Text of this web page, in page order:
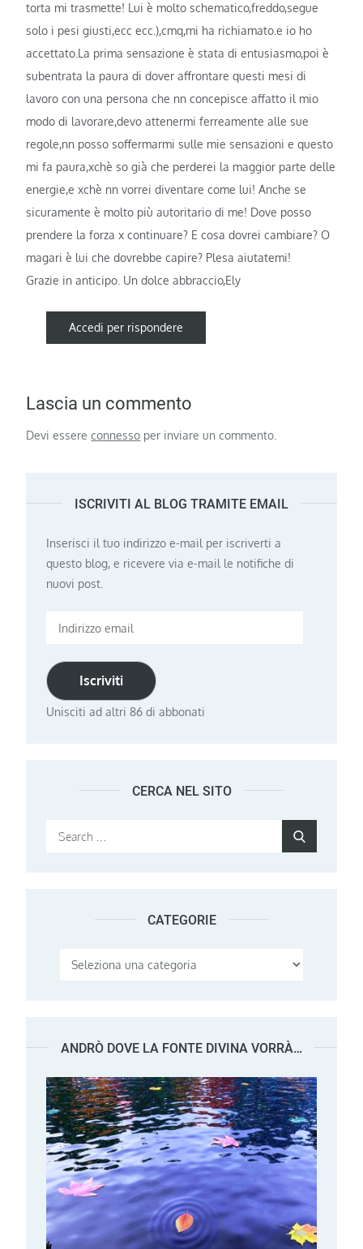
torta mi trasmette! Lui è molto schematico,freddo,segue
solo i pesi giusti,ecc ecc.),cmq,mi ha richiamato.e io ho
accettato.La prima sensazione è stata di entusiasmo,poi è
subentrata la paura di dover affrontare questi mesi di
lavoro con una persona che nn concepisce affatto il mio
modo di lavorare,devo attenermi ferreamente alle sue
regole,nn posso soffermarmi sulle mie sensazioni e questo
mi fa paura,xchè so già che perderei la maggior parte delle
energie,e xchè nn vorrei diventare come lui! Anche se
sicuramente è molto più autoritario di me! Dove posso
prendere la forza x continuare? E cosa dovrei cambiare? O
magari è lui che dovrebbe capire? Plesa aiutatemi!
Grazie in anticipo. Un dolce abbraccio,Ely
Accedi per rispondere
Lascia un commento
Devi essereconnesso per inviare un commento.
ISCRIVITI AL BLOG TRAMITE EMAIL
Inserisci il tuo indirizzo e-mail per iscriverti a
questo blog, e ricevere via e-mail le notifiche di
nuovi post.
Indirizzo
Iscriviti
Unisciti ad altri 86 di abbonati
CERCA NEL SITO
Search
CATEGORIE
Categorie
ANDRÒ DOVE LA FONTE DIVINA VORRÀ…